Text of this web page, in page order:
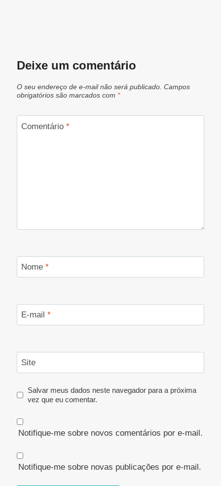
Deixe um comentário
O seu endereço de e-mail não será publicado. Campos
obrigatórios são marcados com *
Comentário *
Nome *
E-mail *
Site
Salvar meus dados neste navegador para a próxima
vez que eu comentar.
Notifique-me sobre novos comentários por e-mail.
Notifique-me sobre novas publicações por e-mail.